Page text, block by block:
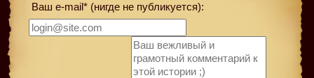
Ваш e-mail* (нигде не публикуется):